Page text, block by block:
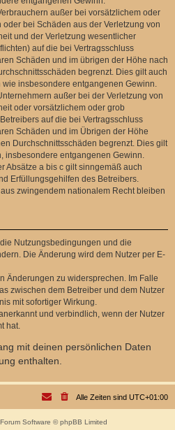
außer bei vorsätzlichem oder
bei Schäden aus der Verletzung von
und der Verletzung wesentlicher
auf die bei Vertragsschluss
Schäden und im übrigen der Höhe nach
begrenzt. Dies gilt auch
insbesondere entgangenen Gewinn.
außer bei der Verletzung von
oder vorsätzlichem oder grob
auf die bei Vertragsschluss
Schäden und im Übrigen der Höhe
Durchschnittsschäden begrenzt. Dies gilt
insbesondere entgangenen Gewinn.
Absätze a bis c gilt sinngemäß auch
Erfüllungsgehilfen des Betreibers.
zwingendem nationalem Recht bleiben
Nutzungsbedingungen und die
Die Änderung wird dem Nutzer per E-
Änderungen zu widersprechen. Im Falle
zwischen dem Betreiber und dem Nutzer
mit sofortiger Wirkung.
und verbindlich, wenn der Nutzer
hat.
mit deinen persönlichen Daten
enthalten.
Alle Zeiten sind UTC+01:00
Software © phpBB Limited